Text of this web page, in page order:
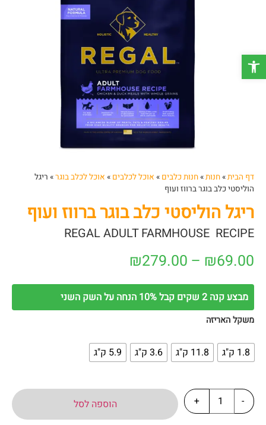
פתח סרגל נגישות
דף הבית»חנות»חנות כלבים » אוכל לכלבים » אוכל לכלב בוגר» ריגל
הוליסטי כלב בוגר ברווז ועוף
ריגל הוליסטי כלב בוגר ברווז ועוף
REGAL ADULT FARMHOUSE RECIPE
₪69.00
–
₪279.00
מבצע קנה 2 שקים קבל 10% הנחה על השק השני
משקל האריזה
1.8 ק"ג 11.8 ק"ג 3.6 ק"ג 5.9 ק"ג
-
+
הוספה לסל